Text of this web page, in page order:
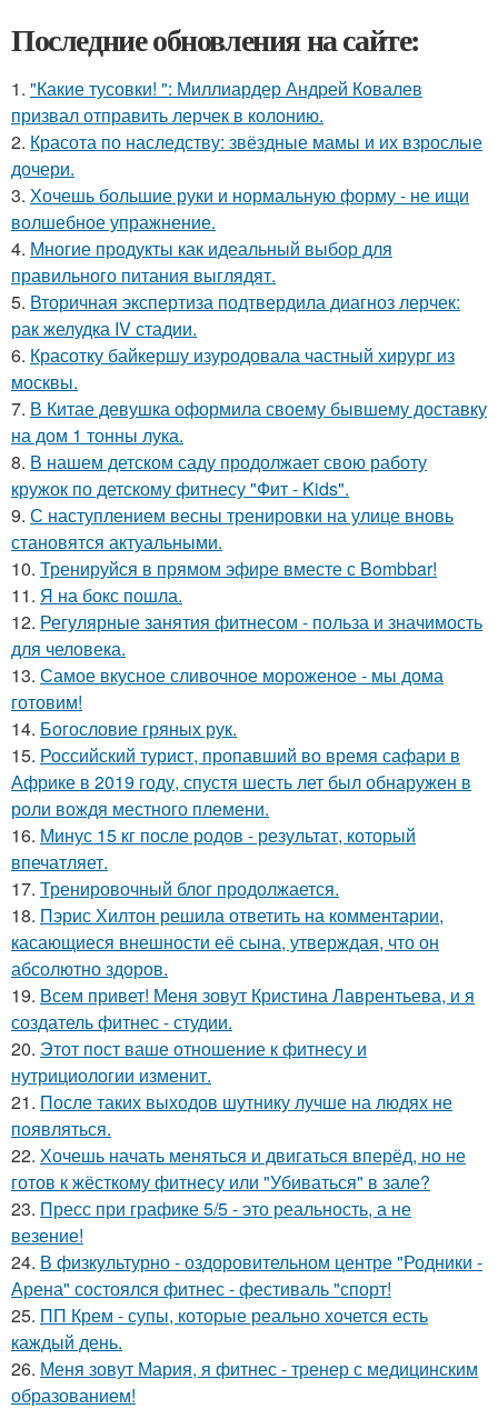
Последние обновления на сайте:
1. "Какие тусовки! ": Миллиардер Андрей Ковалев
призвал отправить лерчек в колонию.
2. Красота по наследству: звёздные мамы и их взрослые
дочери.
3. Хочешь большие руки и нормальную форму - не ищи
волшебное упражнение.
4. Многие продукты как идеальный выбор для
правильного питания выглядят.
5. Вторичная экспертиза подтвердила диагноз лерчек:
рак желудка IV стадии.
6. Красотку байкершу изуродовала частный хирург из
москвы.
7. В Китае девушка оформила своему бывшему доставку
на дом 1 тонны лука.
8. В нашем детском саду продолжает свою работу
кружок по детскому фитнесу "Фит - Kids".
9. С наступлением весны тренировки на улице вновь
становятся актуальными.
10. Тренируйся в прямом эфире вместе с Bombbar!
11. Я на бокс пошла.
12. Регулярные занятия фитнесом - польза и значимость
для человека.
13. Самое вкусное сливочное мороженое - мы дома
готовим!
14. Богословие гряных рук.
15. Российский турист, пропавший во время сафари в
Африке в 2019 году, спустя шесть лет был обнаружен в
роли вождя местного племени.
16. Минус 15 кг после родов - результат, который
впечатляет.
17. Тренировочный блог продолжается.
18. Пэрис Хилтон решила ответить на комментарии,
касающиеся внешности её сына, утверждая, что он
абсолютно здоров.
19. Всем привет! Меня зовут Кристина Лаврентьева, и я
создатель фитнес - студии.
20. Этот пост ваше отношение к фитнесу и
нутрициологии изменит.
21. После таких выходов шутнику лучше на людях не
появляться.
22. Хочешь начать меняться и двигаться вперёд, но не
готов к жёсткому фитнесу или "Убиваться" в зале?
23. Пресс при графике 5/5 - это реальность, а не
везение!
24. В физкультурно - оздоровительном центре "Родники -
Арена" состоялся фитнес - фестиваль "спорт!
25. ПП Крем - супы, которые реально хочется есть
каждый день.
26. Меня зовут Мария, я фитнес - тренер с медицинским
образованием!